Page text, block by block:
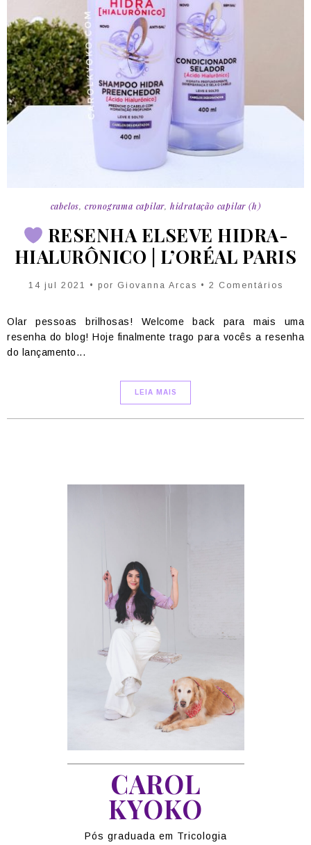
cabelos, cronograma capilar, hidratação capilar (h)
RESENHA ELSEVE HIDRA-
HIALURÔNICO | L’ORÉAL PARIS
14 jul 2021 • por Giovanna Arcas • 2 Comentários
Olar pessoas brilhosas! Welcome back para mais uma
resenha do blog! Hoje finalmente trago para vocês a resenha
do lançamento...
LEIA MAIS
CAROL
KYOKO
Pós graduada em Tricologia